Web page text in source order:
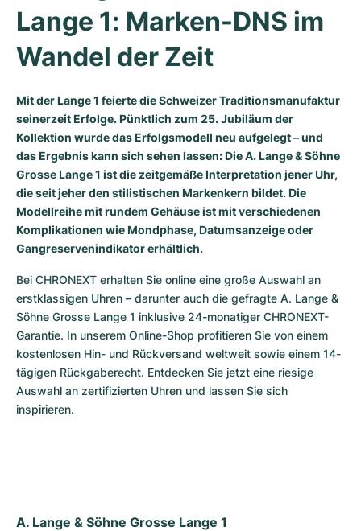
Milgauss
Oyster Perpetual
Yacht-Master
Yacht-Master II
Sea-Dweller
Sky-Dweller
Submariner
Damenuhren
Ronde
Rotonde
Crash
Pasha
Tortue
Baignoire
Ballon Blanc
Roadster
Gebraucht
Damenuhren
Professional
Bentley
Transocean
Cockpit
Chronospace
Super Avenger
Galactic
Montbrillant
Gebraucht
Damenuhren
Formula 1
Grand Carrera
Gebraucht
Damenuhren
Portofino
Portugieser
Da Vinci
Aquatimer
Spitfire
GST
Vintage
Gebraucht
Spirit of Big Bang
King Power
Gebraucht
Lange 1: Marken-DNS im
Wandel der Zeit
Mit der Lange 1 feierte die Schweizer Traditionsmanufaktur
seinerzeit Erfolge. Pünktlich zum 25. Jubiläum der
Kollektion wurde das Erfolgsmodell neu aufgelegt – und
das Ergebnis kann sich sehen lassen: Die A. Lange & Söhne
Grosse Lange 1 ist die zeitgemäße Interpretation jener Uhr,
die seit jeher den stilistischen Markenkern bildet. Die
Modellreihe mit rundem Gehäuse ist mit verschiedenen
Komplikationen wie Mondphase, Datumsanzeige oder
Gangreservenindikator erhältlich.
Bei CHRONEXT erhalten Sie online eine große Auswahl an
erstklassigen Uhren – darunter auch die gefragte A. Lange &
Söhne Grosse Lange 1 inklusive 24-monatiger CHRONEXT-
Garantie. In unserem Online-Shop profitieren Sie von einem
kostenlosen Hin- und Rückversand weltweit sowie einem 14-
tägigen Rückgaberecht. Entdecken Sie jetzt eine riesige
Auswahl an zertifizierten Uhren und lassen Sie sich
inspirieren.
A. Lange & Söhne Grosse Lange 1